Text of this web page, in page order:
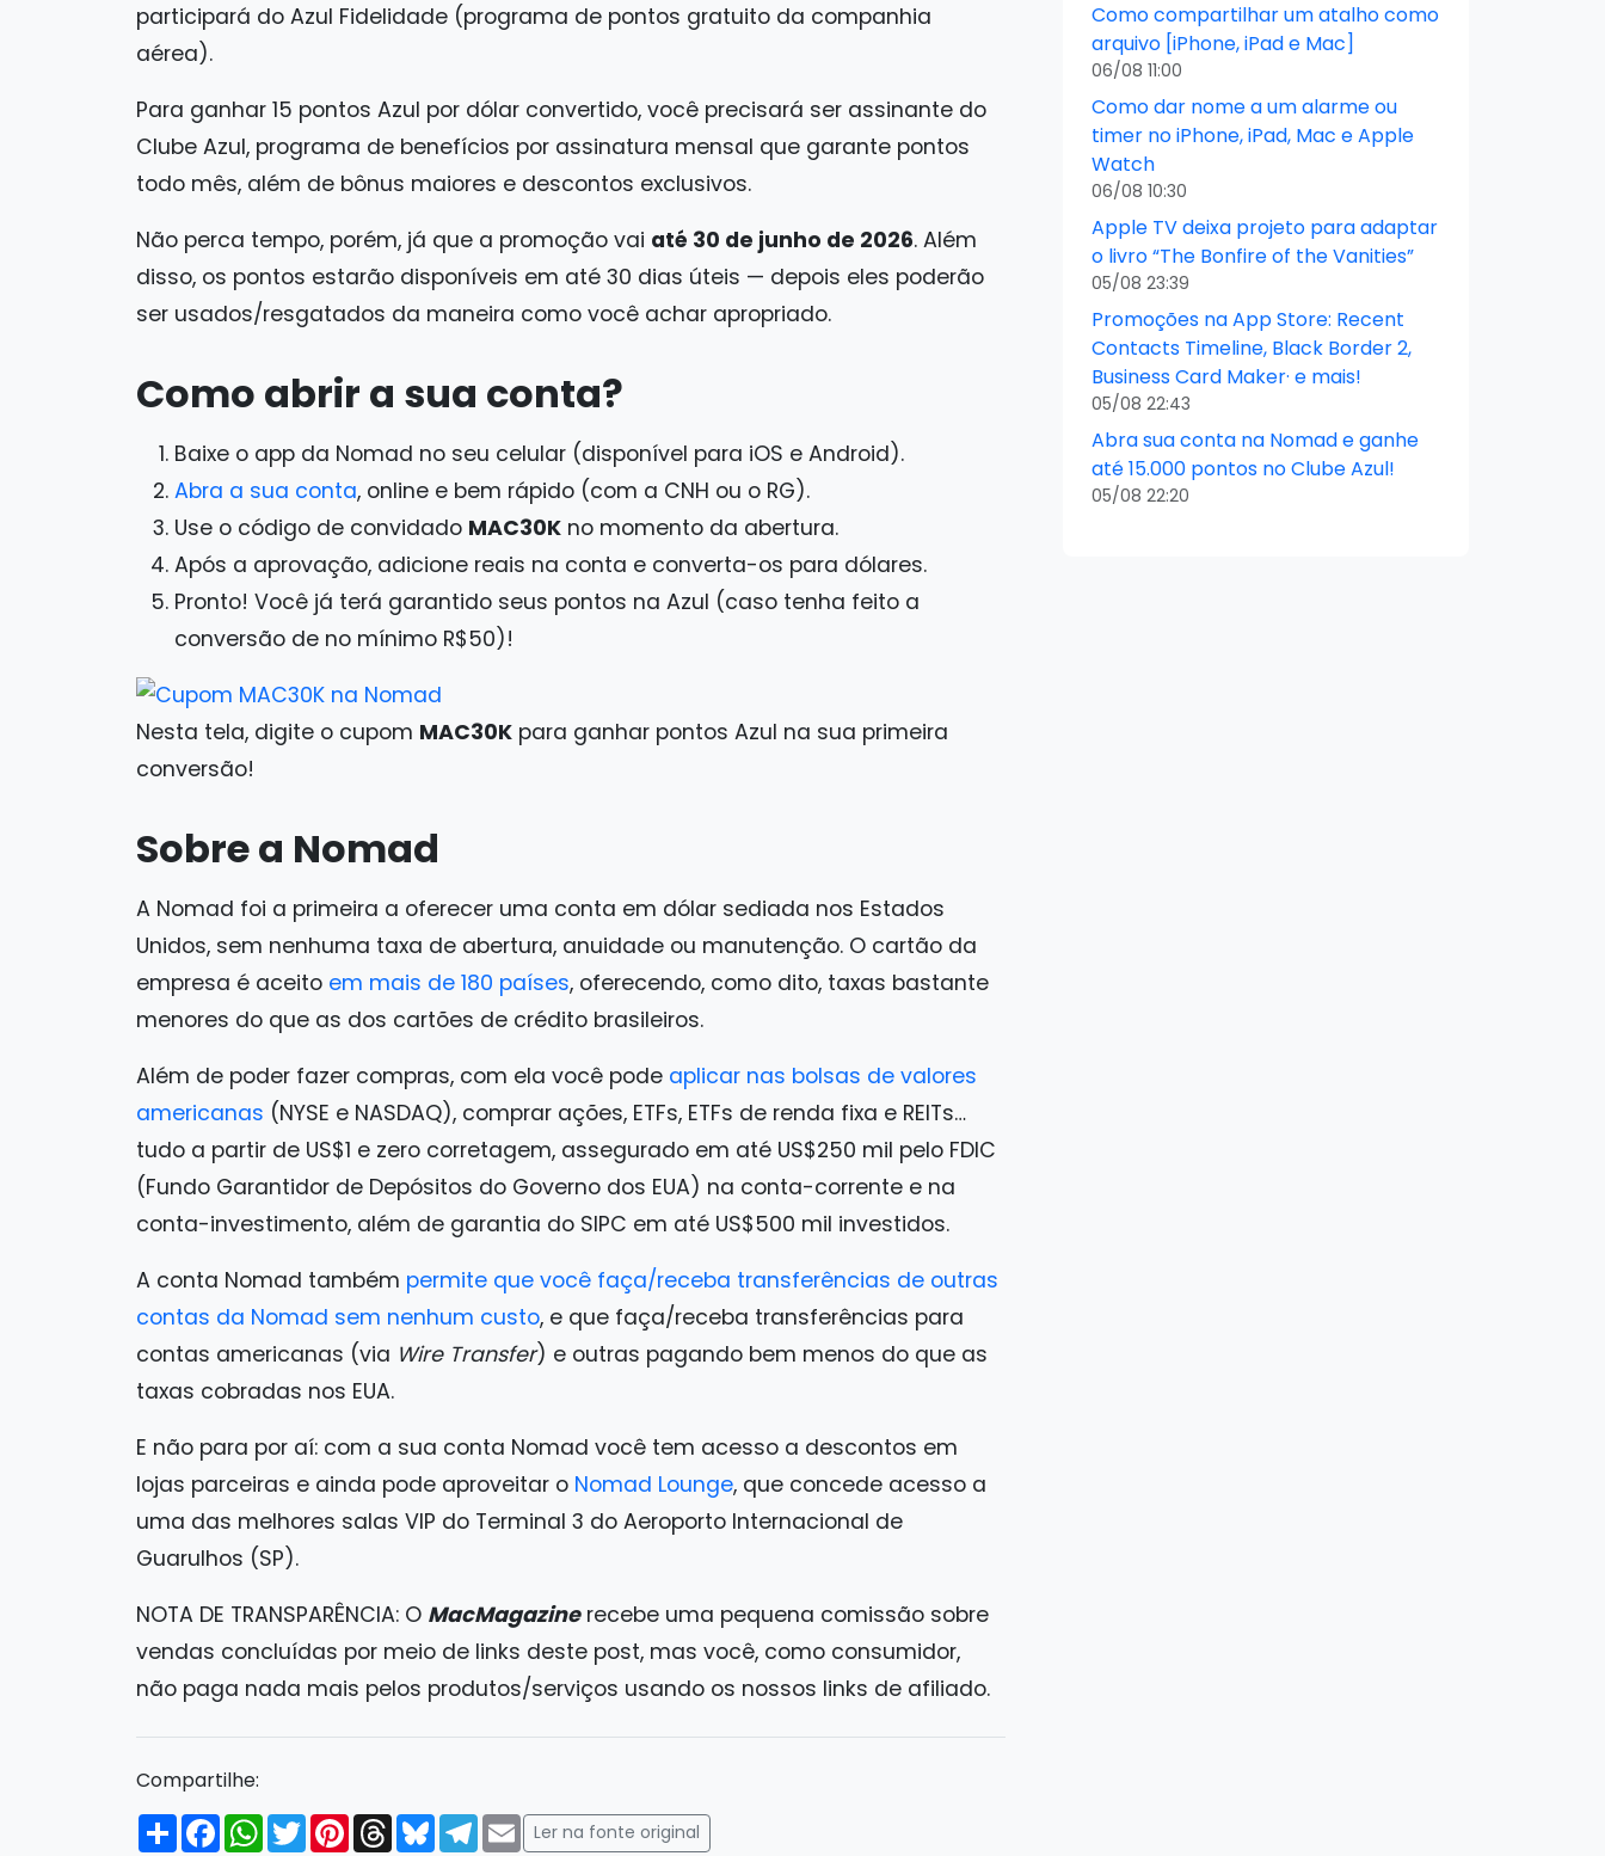
participará do Azul Fidelidade (programa de pontos gratuito da companhia
aérea).
Para ganhar 15 pontos Azul por dólar convertido, você precisará ser assinante do
Clube Azul, programa de benefícios por assinatura mensal que garante pontos
todo mês, além de bônus maiores e descontos exclusivos.
Não perca tempo, porém, já que a promoção vai até 30 de junho de 2026. Além
disso, os pontos estarão disponíveis em até 30 dias úteis — depois eles poderão
ser usados/resgatados da maneira como você achar apropriado.
Como abrir a sua conta?
Baixe o app da Nomad no seu celular (disponível para iOS e Android).
Abra a sua conta, online e bem rápido (com a CNH ou o RG).
Use o código de convidado MAC30K no momento da abertura.
Após a aprovação, adicione reais na conta e converta-os para dólares.
Pronto! Você já terá garantido seus pontos na Azul (caso tenha feito a
conversão de no mínimo R$50)!
Nesta tela, digite o cupom MAC30K para ganhar pontos Azul na sua primeira
conversão!
Sobre a Nomad
A Nomad foi a primeira a oferecer uma conta em dólar sediada nos Estados
Unidos, sem nenhuma taxa de abertura, anuidade ou manutenção. O cartão da
empresa é aceito em mais de 180 países, oferecendo, como dito, taxas bastante
menores do que as dos cartões de crédito brasileiros.
Além de poder fazer compras, com ela você pode aplicar nas bolsas de valores
americanas (NYSE e NASDAQ), comprar ações, ETFs, ETFs de renda fixa e REITs…
tudo a partir de US$1 e zero corretagem, assegurado em até US$250 mil pelo FDIC
(Fundo Garantidor de Depósitos do Governo dos EUA) na conta-corrente e na
conta-investimento, além de garantia do SIPC em até US$500 mil investidos.
A conta Nomad também permite que você faça/receba transferências de outras
contas da Nomad sem nenhum custo, e que faça/receba transferências para
contas americanas (via Wire Transfer) e outras pagando bem menos do que as
taxas cobradas nos EUA.
E não para por aí: com a sua conta Nomad você tem acesso a descontos em
lojas parceiras e ainda pode aproveitar o Nomad Lounge, que concede acesso a
uma das melhores salas VIP do Terminal 3 do Aeroporto Internacional de
Guarulhos (SP).
NOTA DE TRANSPARÊNCIA: O MacMagazinerecebe uma pequena comissão sobre
vendas concluídas por meio de links deste post, mas você, como consumidor,
não paga nada mais pelos produtos/serviços usando os nossos links de afiliado.
Compartilhe:
Compartilhar
FacebookWhatsApp
TwitterPinterestThreadsBlueskyTelegram
Email
Ler na fonte original
Como compartilhar um atalho como
arquivo [iPhone, iPad e Mac]
06/08 11:00
Como dar nome a um alarme ou
timer no iPhone, iPad, Mac e Apple
Watch
06/08 10:30
Apple TV deixa projeto para adaptar
o livro “The Bonfire of the Vanities”
05/08 23:39
Promoções na App Store: Recent
Contacts Timeline, Black Border 2,
Business Card Maker· e mais!
05/08 22:43
Abra sua conta na Nomad e ganhe
até 15.000 pontos no Clube Azul!
05/08 22:20